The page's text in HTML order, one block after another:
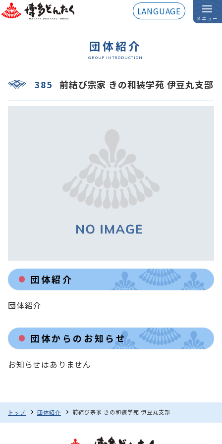
LANGUAGE
メニュー
団体紹介
GROUP INTRODUCTION
385 前結び宗家 きの和装学苑 伊豆丸支部
団体紹介
団体紹介
団体からのお知らせ
お知らせはありません
トップ 団体紹介 前結び宗家 きの和装学苑 伊豆丸支部